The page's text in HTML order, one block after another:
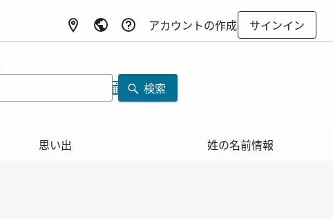
アカウントの作成
サインイン
検索
思い出 姓の名前情報